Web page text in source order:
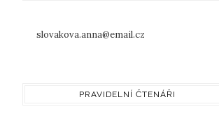
slovakova.anna@email.cz
PRAVIDELNÍ ČTENÁŘI